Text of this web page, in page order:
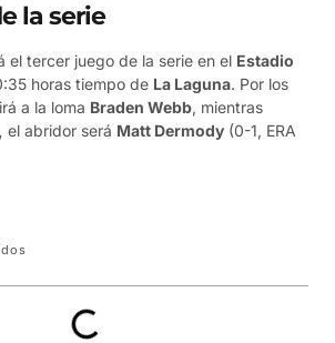
la serie
el tercer juego de la serie en el Estadio
horas tiempo de La Laguna. Por los
a la loma Braden Webb, mientras
el abridor será Matt Dermody (0-1, ERA